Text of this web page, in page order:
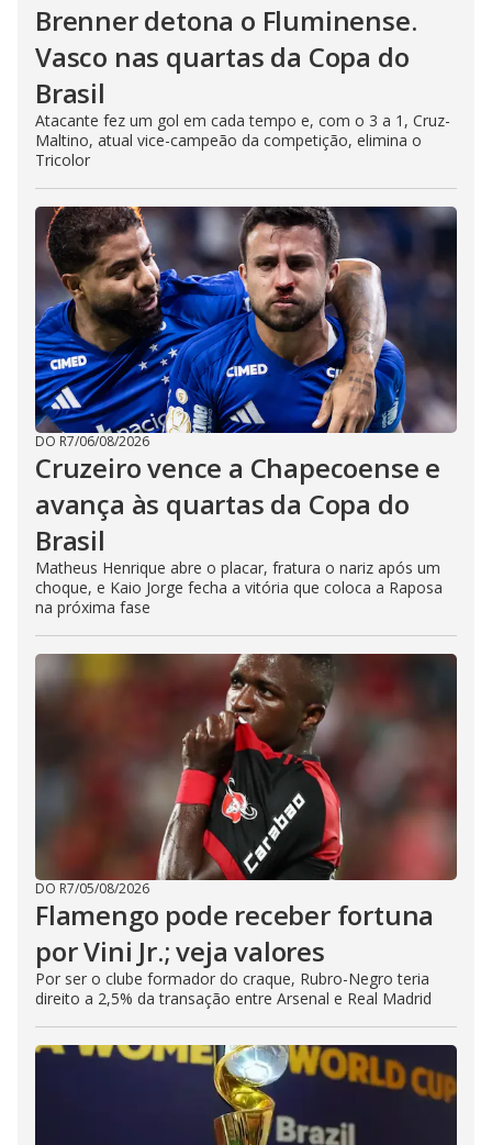
Brenner detona o Fluminense.
Vasco nas quartas da Copa do
Brasil
Atacante fez um gol em cada tempo e, com o 3 a 1, Cruz-
Maltino, atual vice-campeão da competição, elimina o
Tricolor
DO R7/06/08/2026
Cruzeiro vence a Chapecoense e
avança às quartas da Copa do
Brasil
Matheus Henrique abre o placar, fratura o nariz após um
choque, e Kaio Jorge fecha a vitória que coloca a Raposa
na próxima fase
DO R7/05/08/2026
Flamengo pode receber fortuna
por Vini Jr.; veja valores
Por ser o clube formador do craque, Rubro-Negro teria
direito a 2,5% da transação entre Arsenal e Real Madrid